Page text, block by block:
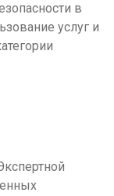
в
услуг и